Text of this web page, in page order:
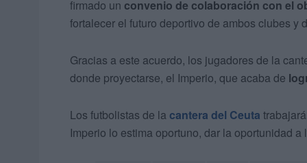
firmado un convenio de colaboración con el
fortalecer el futuro deportivo de ambos clubes y
Gracias a este acuerdo, los jugadores de la
donde proyectarse, el Imperio, que acaba de
Los futbolistas de la cantera del Ceuta
Imperio lo estima oportuno, dar la oportunidad